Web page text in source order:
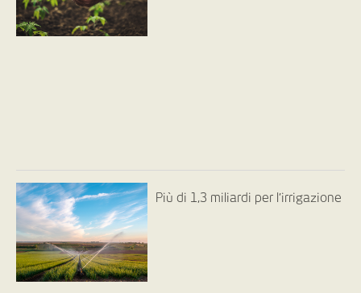
Più di 1,3 miliardi per l’irrigazione